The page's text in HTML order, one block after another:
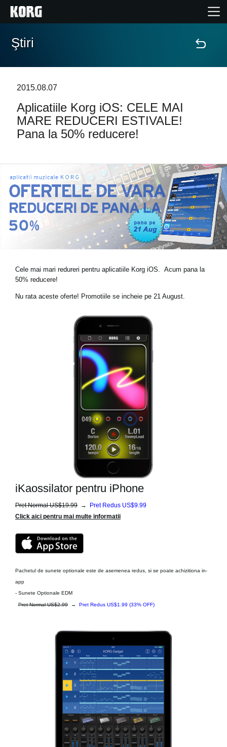
În Prim Plan
Eveniment
Asistență
Găsește un Magazin
Ştiri
Social Media
Ştiri
2015.08.07
Aplicatiile Korg iOS: CELE MAI
MARE REDUCERI ESTIVALE!
Pana la 50% reducere!
Cele mai mari redureri pentru aplicatiile Korg iOS. Acum pana la
50% reducere!
Nu rata aceste oferte! Promotiile se incheie pe 21 August.
iKaossilator pentru iPhone
Pret Normal US$19.99 →
Pret Redus US$9.99
Click aici pentru mai multe informatii
Pachetul de sunete optionale este de asemenea redus, si se poate achizitiona in-
app
- Sunete Optionale EDM
Pret Normal US$2.99 → Pret Redus US$1.99 (33% OFF)